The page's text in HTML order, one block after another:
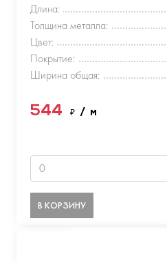
Длина:
Толщина металла:
Цвет:
Покрытие:
Ширина общая:
544 ₽ / м
В КОРЗИНУ